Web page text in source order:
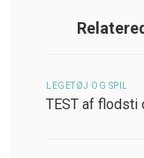
LEGETØJ OG SPIL
TEST af flodsti